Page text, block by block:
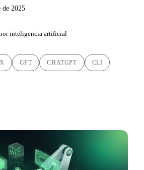
de 2025
inteligencia artificial
GPT CHATGPT CLI